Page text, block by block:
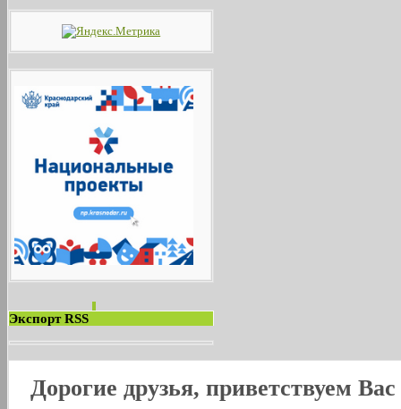
Экспорт RSS
Дорогие друзья, приветствуем